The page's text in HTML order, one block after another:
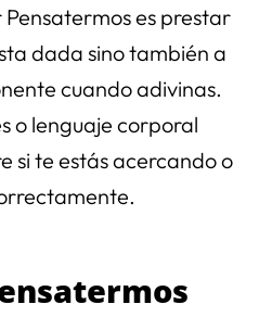
es prestar
dada sino también a
cuando adivinas.
o lenguaje corporal
si te estás acercando o